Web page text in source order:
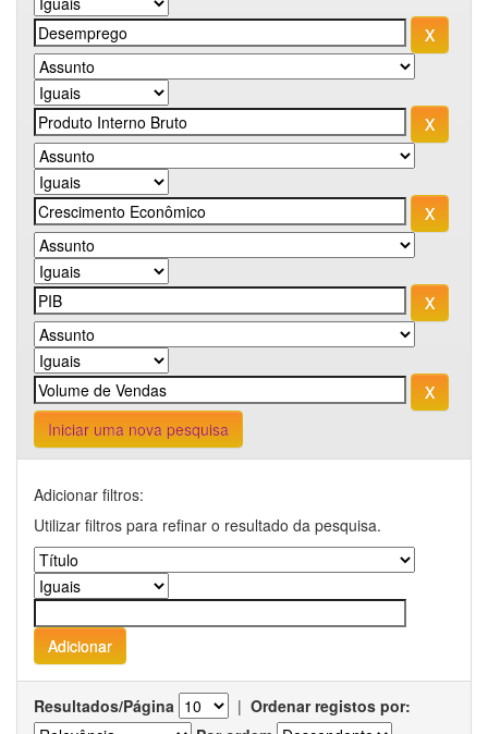
Iniciar uma nova pesquisa
Adicionar filtros:
Utilizar filtros para refinar o resultado da pesquisa.
Resultados/Página | Ordenar registos por: